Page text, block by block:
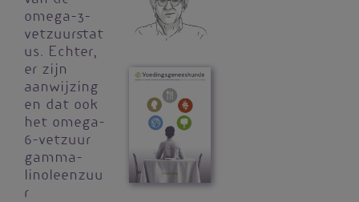
omega-3-
vetzuurstat
us. Echter,
er zijn
aanwijzing
en dat ook
het omega-
6-vetzuur
gamma-
linoleenzuu
r